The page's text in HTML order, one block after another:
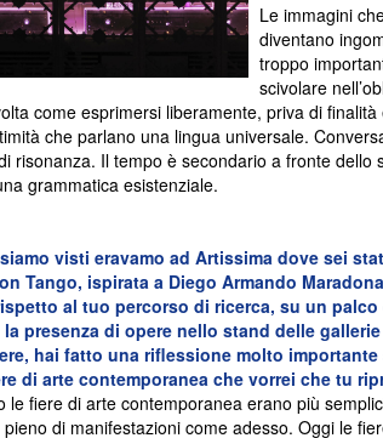
Le immagini
diventano
troppo
scivolare
come esprimersi liberamente, priva di
che parlano una lingua universale.
risonanza. Il tempo è secondario a fronte dello
grammatica esistenziale.
visti eravamo ad Artissima dove sei
Tango, ispirata a Diego Armando
al tuo percorso di ricerca, su un palco
presenza di opere nello stand delle
hai fatto una riflessione molto
di arte contemporanea che vorrei che tu
le fiere di arte contemporanea erano più
pieno di manifestazioni come adesso. Oggi le